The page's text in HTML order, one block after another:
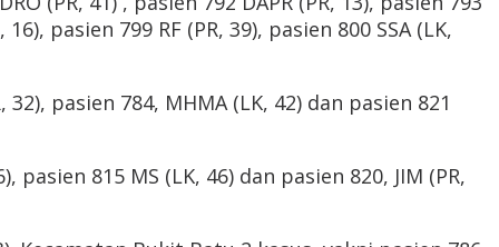
pasien 799 RF (PR, 39), pasien 800 SSA (LK,
pasien 784, MHMA (LK, 42) dan pasien 821
pasien 815 MS (LK, 46) dan pasien 820, JIM (PR,